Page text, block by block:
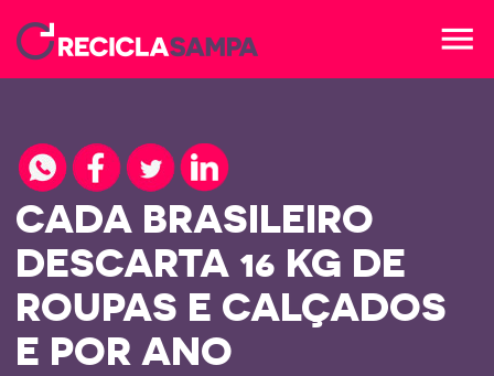
menu
CADA BRASILEIRO
DESCARTA 16 KG DE
ROUPAS E CALÇADOS
E POR ANO